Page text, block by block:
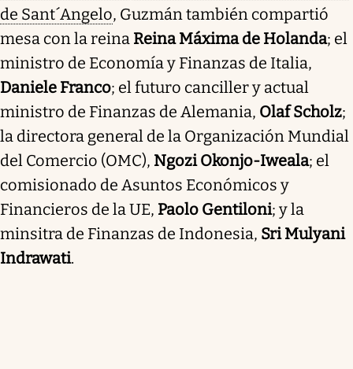
de Sant´Angelo, Guzmán también compartió
mesa con la reina Reina Máxima de Holanda; el
ministro de Economía y Finanzas de Italia,
Daniele Franco; el futuro canciller y actual
ministro de Finanzas de Alemania, Olaf Scholz;
la directora general de la Organización Mundial
del Comercio (OMC), Ngozi Okonjo-Iweala; el
comisionado de Asuntos Económicos y
Financieros de la UE, Paolo Gentiloni; y la
minsitra de Finanzas de Indonesia, Sri Mulyani
Indrawati.